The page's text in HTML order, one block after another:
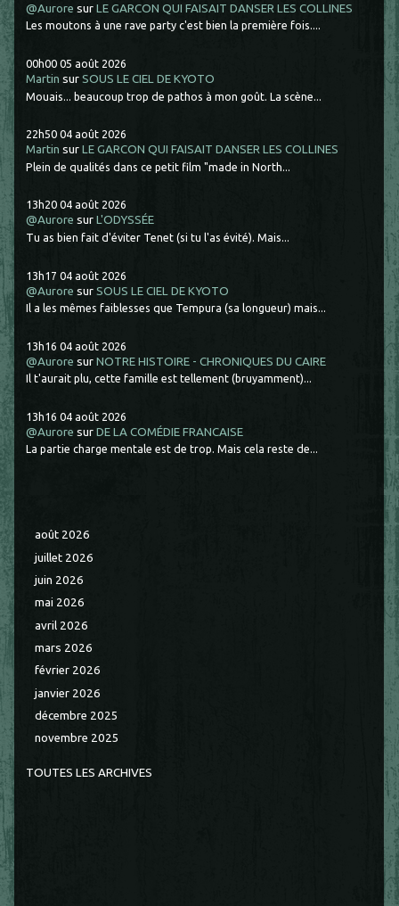
@Aurore surLE GARCON QUI FAISAIT DANSER LES COLLINES
Les moutons à une rave party c'est bien la première fois....
00h00 05 août 2026
Martin surSOUS LE CIEL DE KYOTO
Mouais... beaucoup trop de pathos à mon goût. La scène...
22h50 04 août 2026
Martin surLE GARCON QUI FAISAIT DANSER LES COLLINES
Plein de qualités dans ce petit film "made in North...
13h20 04 août 2026
@Aurore surL'ODYSSÉE
Tu as bien fait d'éviter Tenet (si tu l'as évité). Mais...
13h17 04 août 2026
@Aurore surSOUS LE CIEL DE KYOTO
Il a les mêmes faiblesses que Tempura (sa longueur) mais...
13h16 04 août 2026
@Aurore surNOTRE HISTOIRE - CHRONIQUES DU CAIRE
Il t'aurait plu, cette famille est tellement (bruyamment)...
13h16 04 août 2026
@Aurore surDE LA COMÉDIE FRANCAISE
La partie charge mentale est de trop. Mais cela reste de...
août 2026
juillet 2026
juin 2026
mai 2026
avril 2026
mars 2026
février 2026
janvier 2026
décembre 2025
novembre 2025
TOUTES LES ARCHIVES